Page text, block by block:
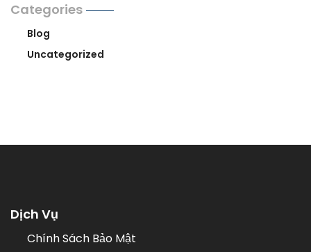
Categories
Blog
Uncategorized
Dịch Vụ
Chính Sách Bảo Mật